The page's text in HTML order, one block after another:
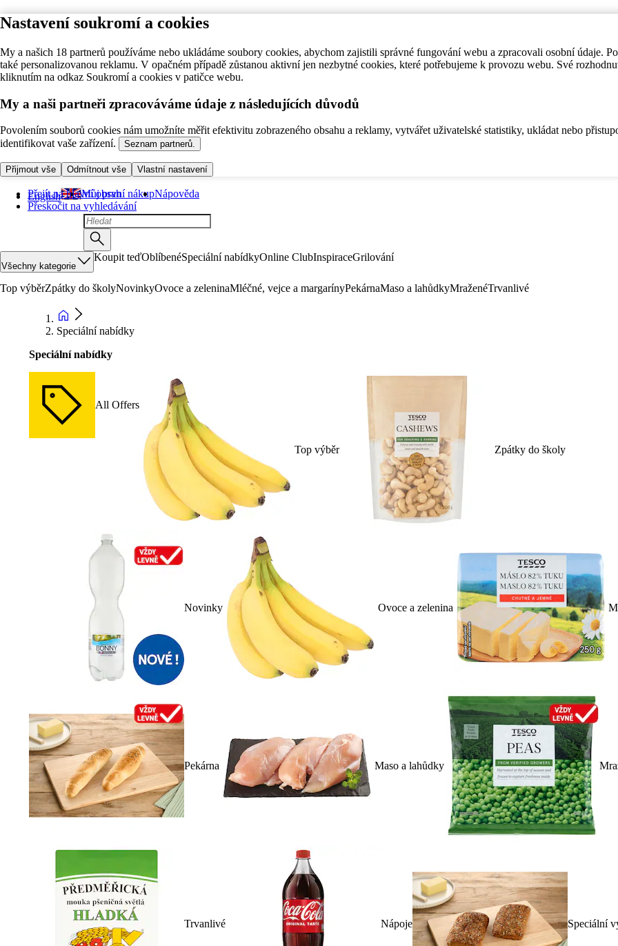
Nastavení soukromí a cookies
My a našich 18 partnerů používáme nebo ukládáme soubory cookies, abychom zajistili správné fungování webu a zpracovali osobní údaje.
také personalizovanou reklamu. V opačném případě zůstanou aktivní jen nezbytné cookies, které potřebujeme k provozu webu. Své
kliknutím na odkaz Soukromí a cookies v patičce webu.
My a naši partneři zpracováváme údaje z následujících důvodů
Povolením souborů cookies nám umožníte měřit efektivitu zobrazeného obsahu a reklamy, vytvářet uživatelské statistiky, ukládat nebo
identifikovat vaše zařízení.
Seznam partnerů.
Přijmout vše Odmítnout vše Vlastní nastavení
Přejít na hlavní obsah
Přeskočit na vyhledávání
English Můj první nákupNápověda
Všechny kategorie
Koupit teďOblíbenéSpeciální nabídkyOnline ClubInspiraceGrilování
Top výběrZpátky do školyNovinkyOvoce a zeleninaMléčné, vejce a margarínyPekárnaMaso a lahůdkyMraženéTrvanlivé
Speciální nabídky
Speciální nabídky
All Offers
Top výběr Zpátky do školy
Novinky Ovoce a zelenina
Pekárna Maso a lahůdky
Trvanlivé Nápoje Speciální